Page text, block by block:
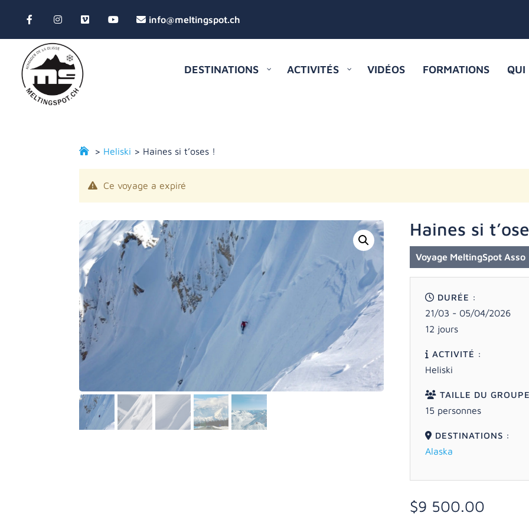
DESTINATIONS ACTIVITÉS VIDÉOS FORMATIONS QUI
> Heliski > Haines si t’oses !
Ce voyage a expiré
Haines si
Voyage MeltingSpot Asso
DURÉE :
21/03 - 05/04/2026
12 jours
ACTIVITÉ :
Heliski
TAILLE DU
15 personnes
DESTINATIONS :
Alaska
$9 500.00